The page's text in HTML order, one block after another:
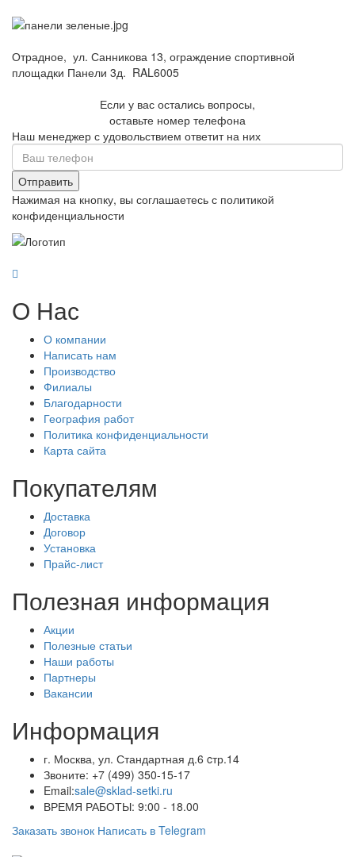
Отрадное, ул. Санникова 13, ограждение спортивной
площадки Панели 3д. RAL6005
Если у вас остались вопросы,
оставьте номер телефона
Наш менеджер с удовольствием ответит на них
Отправить
Нажимая на кнопку, вы соглашаетесь с политикой
конфиденциальности
О Нас
О компании
Написать нам
Производство
Филиалы
Благодарности
География работ
Политика конфиденциальности
Карта сайта
Покупателям
Доставка
Договор
Установка
Прайс-лист
Полезная информация
Акции
Полезные статьи
Наши работы
Партнеры
Вакансии
Информация
г. Москва, ул. Стандартная д.6 cтр.14
Звоните: +7 (499) 350-15-17
Email:sale@sklad-setki.ru
ВРЕМЯ РАБОТЫ: 9:00 - 18.00
Заказать звонок Написать в Telegram